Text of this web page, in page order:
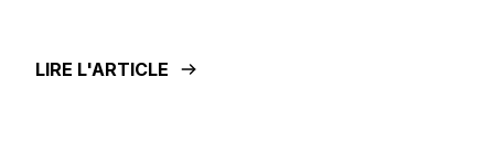
LIRE L'ARTICLE